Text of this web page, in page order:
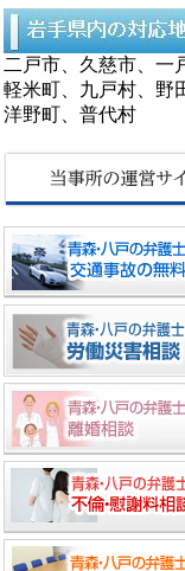
二戸市、久慈市、一
軽米町、九戸村、野
洋野町、普代村